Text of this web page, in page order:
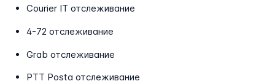
Courier IT отслеживание
4-72 отслеживание
Grab отслеживание
PTT Posta отслеживание